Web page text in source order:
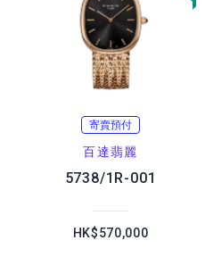
寄賣預付
百達翡麗
5738/1R-001
HK$570,000